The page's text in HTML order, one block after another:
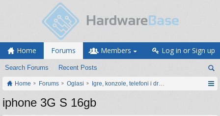
Home Forums
Search Forums Recent Posts
Members Log in or Sign up
Home Forums Oglasi Igre, konzole, telefoni i drugi gadgeti
iphone 3G S 16gb